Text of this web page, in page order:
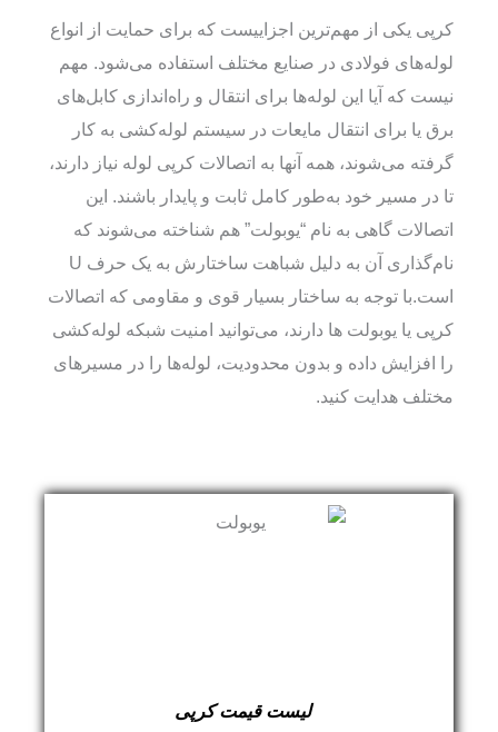
کرپی یکی از مهم‌ترین اجزاییست که برای حمایت از انواع
لوله‌های فولادی در صنایع مختلف استفاده می‌شود. مهم
نیست که آیا این لوله‌ها برای انتقال و راه‌اندازی کابل‌های
برق یا برای انتقال مایعات در سیستم لوله‌کشی به کار
گرفته می‌شوند، همه آنها به اتصالات کرپی لوله نیاز دارند،
تا در مسیر خود به‌طور کامل ثابت و پایدار باشند. این
اتصالات گاهی به نام “یوبولت” هم شناخته می‌شوند که
نام‌گذاری آن به دلیل شباهت ساختارش به یک حرف U
است.با توجه به ساختار بسیار قوی و مقاومی که اتصالات
کرپی یا یوبولت ها دارند، می‌توانید امنیت شبکه لوله‌کشی
را افزایش داده و بدون محدودیت، لوله‌ها را در مسیرهای
مختلف هدایت کنید.
لیست قیمت کرپی